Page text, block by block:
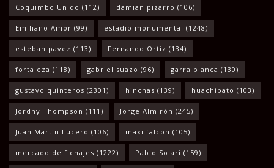
Coquimbo Unido (112) damian pizarro (106)
Emiliano Amor (99) estadio monumental (1248)
esteban pavez (113) Fernando Ortiz (134)
fortaleza (118) gabriel suazo (96) garra blanca (130)
gustavo quinteros (2301) hinchas (139) huachipato (103)
Jordhy Thompson (111) Jorge Almirón (245)
Juan Martín Lucero (106) maxi falcon (105)
mercado de fichajes (1222) Pablo Solari (159)